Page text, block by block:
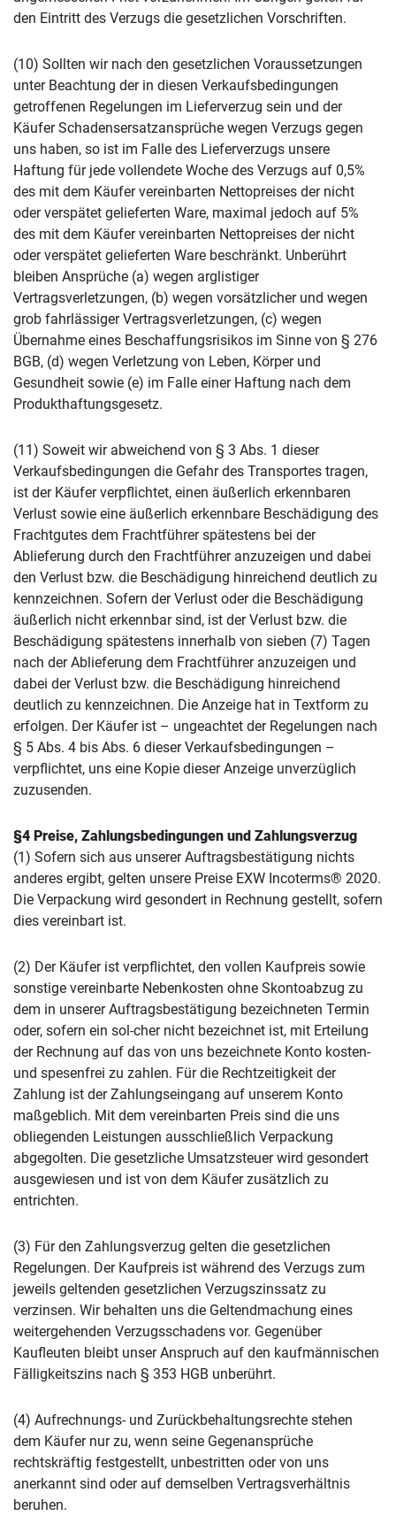
den Eintritt des Verzugs die gesetzlichen Vorschriften.
(10) Sollten wir nach den gesetzlichen Voraussetzungen
unter Beachtung der in diesen Verkaufsbedingungen
getroffenen Regelungen im Lieferverzug sein und der
Käufer Schadensersatzansprüche wegen Verzugs gegen
uns haben, so ist im Falle des Lieferverzugs unsere
Haftung für jede vollendete Woche des Verzugs auf 0,5%
des mit dem Käufer vereinbarten Nettopreises der nicht
oder verspätet gelieferten Ware, maximal jedoch auf 5%
des mit dem Käufer vereinbarten Nettopreises der nicht
oder verspätet gelieferten Ware beschränkt. Unberührt
bleiben Ansprüche (a) wegen arglistiger
Vertragsverletzungen, (b) wegen vorsätzlicher und wegen
grob fahrlässiger Vertragsverletzungen, (c) wegen
Übernahme eines Beschaffungsrisikos im Sinne von § 276
BGB, (d) wegen Verletzung von Leben, Körper und
Gesundheit sowie (e) im Falle einer Haftung nach dem
Produkthaftungsgesetz.
(11) Soweit wir abweichend von § 3 Abs. 1 dieser
Verkaufsbedingungen die Gefahr des Transportes tragen,
ist der Käufer verpflichtet, einen äußerlich erkennbaren
Verlust sowie eine äußerlich erkennbare Beschädigung des
Frachtgutes dem Frachtführer spätestens bei der
Ablieferung durch den Frachtführer anzuzeigen und dabei
den Verlust bzw. die Beschädigung hinreichend deutlich zu
kennzeichnen. Sofern der Verlust oder die Beschädigung
äußerlich nicht erkennbar sind, ist der Verlust bzw. die
Beschädigung spätestens innerhalb von sieben (7) Tagen
nach der Ablieferung dem Frachtführer anzuzeigen und
dabei der Verlust bzw. die Beschädigung hinreichend
deutlich zu kennzeichnen. Die Anzeige hat in Textform zu
erfolgen. Der Käufer ist – ungeachtet der Regelungen nach
§ 5 Abs. 4 bis Abs. 6 dieser Verkaufsbedingungen –
verpflichtet, uns eine Kopie dieser Anzeige unverzüglich
zuzusenden.
§4 Preise, Zahlungsbedingungen und Zahlungsverzug
(1) Sofern sich aus unserer Auftragsbestätigung nichts
anderes ergibt, gelten unsere Preise EXW Incoterms® 2020.
Die Verpackung wird gesondert in Rechnung gestellt, sofern
dies vereinbart ist.
(2) Der Käufer ist verpflichtet, den vollen Kaufpreis sowie
sonstige vereinbarte Nebenkosten ohne Skontoabzug zu
dem in unserer Auftragsbestätigung bezeichneten Termin
oder, sofern ein sol-cher nicht bezeichnet ist, mit Erteilung
der Rechnung auf das von uns bezeichnete Konto kosten-
und spesenfrei zu zahlen. Für die Rechtzeitigkeit der
Zahlung ist der Zahlungseingang auf unserem Konto
maßgeblich. Mit dem vereinbarten Preis sind die uns
obliegenden Leistungen ausschließlich Verpackung
abgegolten. Die gesetzliche Umsatzsteuer wird gesondert
ausgewiesen und ist von dem Käufer zusätzlich zu
entrichten.
(3) Für den Zahlungsverzug gelten die gesetzlichen
Regelungen. Der Kaufpreis ist während des Verzugs zum
jeweils geltenden gesetzlichen Verzugszinssatz zu
verzinsen. Wir behalten uns die Geltendmachung eines
weitergehenden Verzugsschadens vor. Gegenüber
Kaufleuten bleibt unser Anspruch auf den kaufmännischen
Fälligkeitszins nach § 353 HGB unberührt.
(4) Aufrechnungs- und Zurückbehaltungsrechte stehen
dem Käufer nur zu, wenn seine Gegenansprüche
rechtskräftig festgestellt, unbestritten oder von uns
anerkannt sind oder auf demselben Vertragsverhältnis
beruhen.